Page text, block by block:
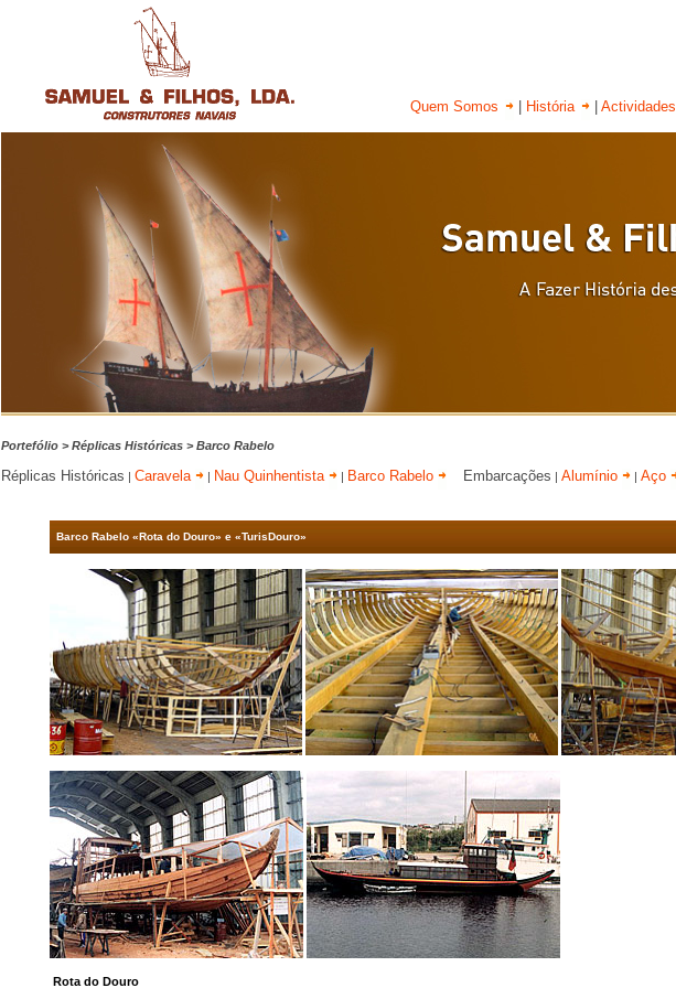
Quem Somos História Actividades
Portefólio > Réplicas Históricas > Barco Rabelo
Réplicas Históricas | Caravela | Nau Quinhentista | Barco Rabelo Embarcações | Alumínio | Aço
Barco Rabelo «Rota do Douro» e «TurisDouro»
Rota do Douro